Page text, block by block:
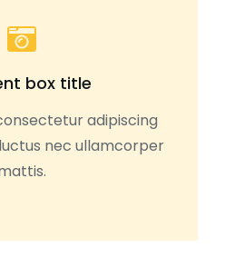
box title
adipiscing
nec ullamcorper